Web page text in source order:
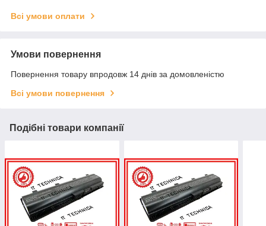
Всі умови оплати
Умови повернення
Повернення товару впродовж 14 днів за домовленістю
Всі умови повернення
Подібні товари компанії